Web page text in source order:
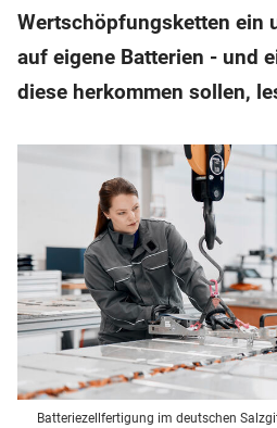
Wertschöpfungsketten ein
auf eigene Batterien - und
diese herkommen sollen,
Batteriezellfertigung im deutschen